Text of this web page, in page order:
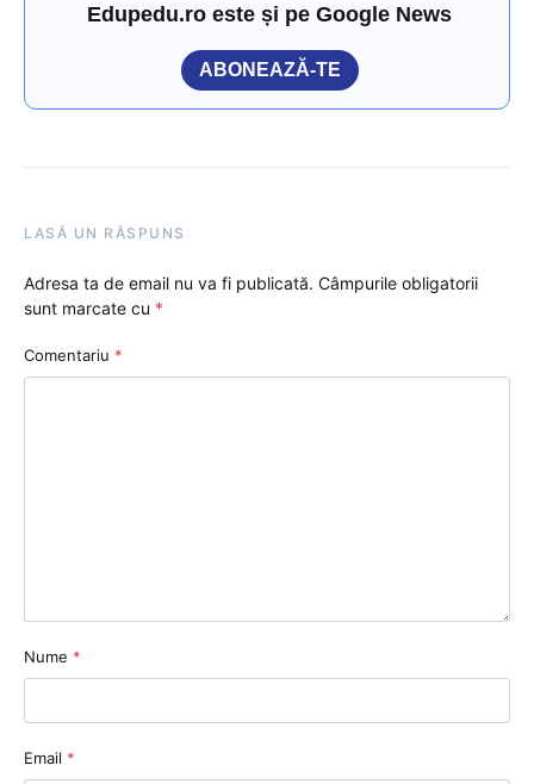
Edupedu.ro este și pe Google News
ABONEAZĂ-TE
LASĂ UN RĂSPUNS
Adresa ta de email nu va fi publicată. Câmpurile obligatorii
sunt marcate cu *
Comentariu *
Nume *
Email *